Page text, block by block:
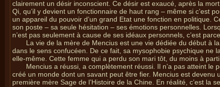
clairement un désir inconscient. Ce désir est exaucé, après la
Qi, qu’il y devient un fonctionnaire de haut rang – même si c’est
un appareil du pouvoir d’un grand Etat une fonction en
son poste – sa seule hésitation – ses émotions personnelles.
n’est pas seulement à cause de ses idéaux personnels, c’est
La vie de la mère de Mencius est une vie dédiée du début à
dans le sens confucéen. De ce fait, sa mysophobie psychique ne
elle-même. Cette femme qui a perdu son mari tôt, du moins à
Mencius a réussi, a complètement réussi. Il n’a pas atteint
créé un monde dont un savant peut être fier. Mencius est
première mère Sage de l’Histoire de la Chine. En réalité, c’est la